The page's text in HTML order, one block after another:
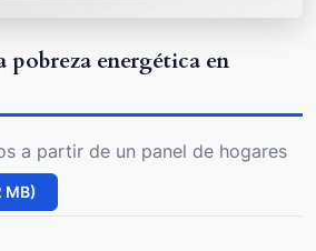
energética en
a partir de un panel de hogares
MB)